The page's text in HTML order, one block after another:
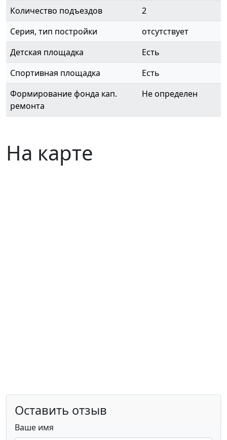
Количество подъездов
2
Серия, тип постройки
отсутствует
Детская площадка
Есть
Спортивная площадка
Есть
Формирование фонда кап.
ремонта
Не определен
На карте
Оставить отзыв
Ваше имя